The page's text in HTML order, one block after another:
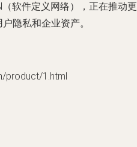
软件定义网络），正在推
隐私和企业资产。
product/1.html